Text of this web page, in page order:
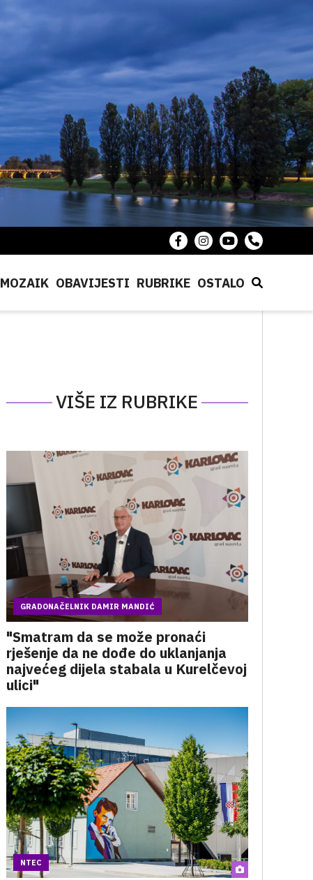
MOZAIK OBAVIJESTI RUBRIKE OSTALO
VIŠE IZ RUBRIKE
GRADONAČELNIK DAMIR MANDIĆ
"Smatram da se može pronaći
rješenje da ne dođe do uklanjanja
najvećeg dijela stabala u Kurelčevoj
ulici"
NTEC